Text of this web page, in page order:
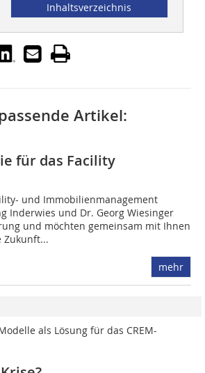
Inhaltsverzeichnis
Artikel:
für das Facility
und Immobilienmanagement
Inderwies und Dr. Georg Wiesinger
und möchten gemeinsam mit Ihnen
Zukunft...
mehr
als Lösung für das CREM-